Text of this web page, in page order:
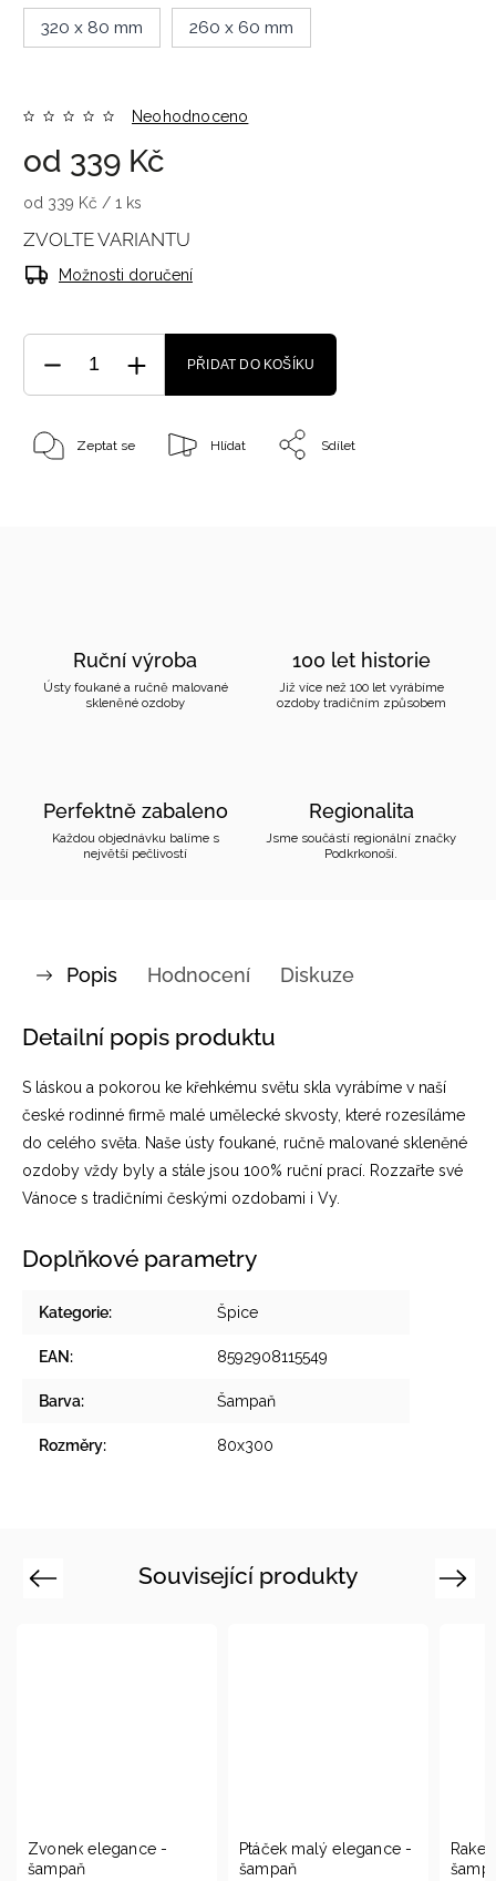
320 x 80 mm
260 x 60 mm
Neohodnoceno
od 339 Kč
od 339 Kč / 1 ks
ZVOLTE VARIANTU
Možnosti doručení
PŘIDAT DO KOŠÍKU
Zeptat se Hlídat Sdílet
Ruční výroba
Ústy foukané a ručně malované
skleněné ozdoby
100 let historie
Již více než 100 let vyrábíme
ozdoby tradičním způsobem
Perfektně zabaleno
Každou objednávku balíme s
největší pečlivostí
Regionalita
Jsme součástí regionální značky
Podkrkonoší.
Popis Hodnocení Diskuze
Detailní popis produktu
S láskou a pokorou ke křehkému světu skla vyrábíme v naší
české rodinné firmě malé umělecké skvosty, které rozesíláme
do celého světa. Naše ústy foukané, ručně malované skleněné
ozdoby vždy byly a stále jsou 100% ruční prací. Rozzařte své
Vánoce s tradičními českými ozdobami i Vy.
Doplňkové parametry
Kategorie: Špice
EAN : 8592908115549
Barva: Šampaň
Rozměry: 80x300
Související produkty
Previous
Ptáček malý elegance -
šampaň
Raketa elegance -
šampaň
Next